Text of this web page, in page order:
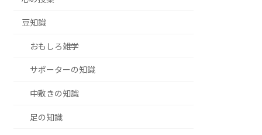
豆知識
おもしろ雑学
サポーターの知識
中敷きの知識
足の知識